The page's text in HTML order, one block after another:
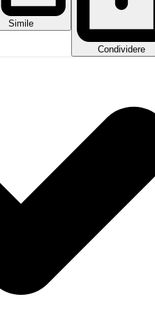
Simile
Condividere